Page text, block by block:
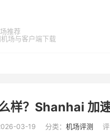
推荐
场与客户端下载
样？Shanhai 加
03-19 分类： 机场评测